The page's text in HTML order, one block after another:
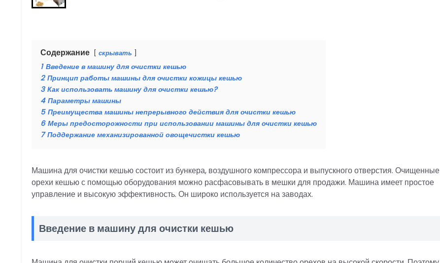
Содержание скрывать
1 Введение в машину для очистки кешью
2 Принцип работы машины для очистки кожицы кешью
3 Как использовать машину для очистки кешью?
4 Параметры машины
5 Преимущества машины непрерывного действия для очистки кешью
6 Меры предосторожности при использовании машины для очистки кешью
7 Поддержание механизированной овощечистки кешью
Машина для очистки кешью состоит из бункера, воздушного компрессора и выпускного отверстия. Очищенные
орехи кешью с помощью оборудования можно расфасовывать в мешки для продажи. Машина имеет простое
управление и высокую эффективность. Он широко используется на заводах.
Введение в машину для очистки кешью